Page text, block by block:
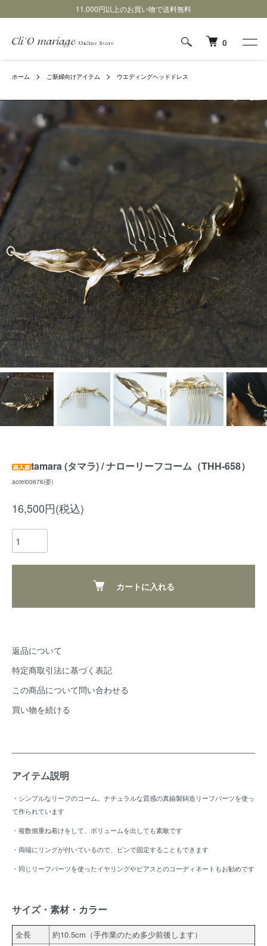
11,000円以上のお買い物で送料無料
0
ホーム ご新婦向けアイテム ウエディングヘッドドレス
tamara (タマラ) / ナローリーフコーム（THH-658）
aotei00676(委)
16,500円(税込)
カートに入れる
返品について
特定商取引法に基づく表記
この商品について問い合わせる
買い物を続ける
アイテム説明
・シンプルなリーフのコーム。ナチュラルな質感の真鍮製鋳造リーフパーツを使っ
て作られています
・複数個重ね着けをして、ボリュームを出しても素敵です
・両端にリングが付いているので、ピンで固定することもできます
・同じリーフパーツを使ったイヤリングやピアスとのコーディネートもお勧めです
サイズ・素材・カラー
全長
約10.5cm（手作業のため多少前後します）